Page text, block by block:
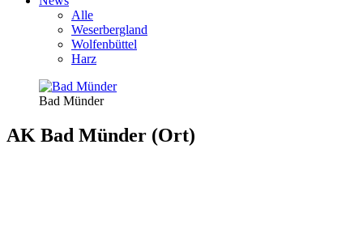
Alle
Weserbergland
Wolfenbüttel
Harz
Bad Münder
AK Bad Münder (Ort)